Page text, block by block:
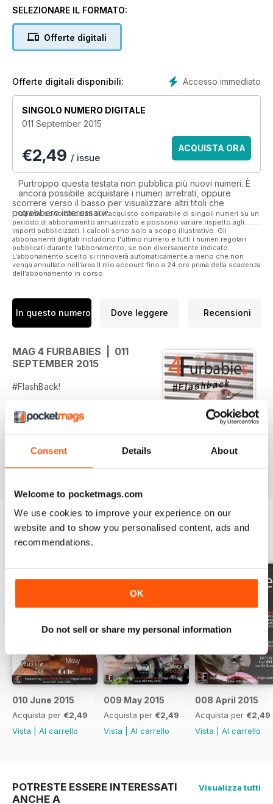
Consent Details About
Welcome to pocketmags.com
We use cookies to improve your experience on our
website and to show you personalised content, ads and
recommendations.
OK
Do not sell or share my personal information
• Inspirational stories about the journeys of rescued animals
• How to support animal rescue organisations
the information you need to act on matters concerning animal
welfare, in particular, rescued animals.
Donating 50% of profits to animal rescue organisations, this
magazine really is committed to the lives and wellbeing of
invaluable cause.
SELEZIONARE IL FORMATO:
Offerte digitali
Accesso immediato
Offerte digitali disponibili:
SINGOLO NUMERO DIGITALE
011 September 2015
€2,49 / issue
ACQUISTA ORA
Purtroppo questa testata non pubblica più nuovi numeri. È
ancora possibile acquistare i numeri arretrati, oppure
scorrere verso il basso per visualizzare altri titoli che
potrebbero interessarvi.
I risparmi sono calcolati sull'acquisto comparabile di singoli numeri su un
periodo di abbonamento annualizzato e possono variare rispetto agli
importi pubblicizzati. I calcoli sono solo a scopo illustrativo. Gli
abbonamenti digitali includono l'ultimo numero e tutti i numeri regolari
pubblicati durante l'abbonamento, se non diversamente indicato.
L'abbonamento scelto si rinnoverà automaticamente a meno che non
venga annullato nell'area Il mio account fino a 24 ore prima della scadenza
dell'abbonamento in corso.
In questo numero Dove leggere Recensioni
MAG 4 FURBABIES | 011
SEPTEMBER 2015
#FlashBack!
In this issue we rediscover some
of my favourite stories!
Enjoy, Editor
EDIZIONI INDIETRO
010 June 2015
Acquista per €2,49
Vista
Al carrello
009 May 2015
Acquista per €2,49
Vista
Al carrello
008 April 2015
Acquista per €2,49
Vista
Al carrello
POTRESTE ESSERE INTERESSATI
ANCHE A
Visualizza tutti